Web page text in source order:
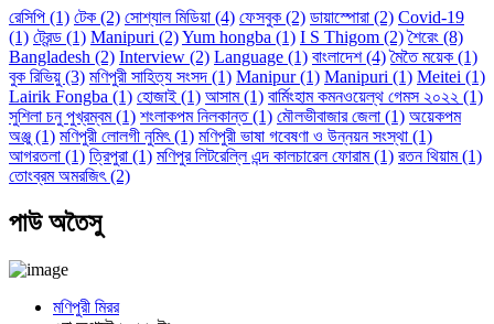
রেসিপি (1) টেক (2) সোশ্যাল মিডিয়া (4) ফেসবুক (2) ডায়াস্পোরা (2) Covid-19
(1) ট্রেন্ড (1) Manipuri (2)Yum hongba (1) I S Thigom (2) শৈরেং (8)
Bangladesh (2) Interview (2) Language (1) বাংলাদেশ(4) মৈতৈ ময়েক (1)
বুক রিভিয়ু (3) মণিপুরী সাহিত্য সংসদ (1) Manipur(1) Manipuri (1) Meitei (1)
Lairik Fongba (1) হোজাই (1) আসাম(1) বার্মিংহাম কমনওয়েল্থ গেমস ২০২২ (1)
সুশিলা চনু পুখ্রম্বম(1) শংলাকপম নিলকান্ত(1) মৌলভীবাজার জেলা (1) অয়েকপম
অঞ্জু (1) মণিপুরী লোলগী নুমিৎ(1) মণিপুরী ভাষা গবেষণা ও উন্নয়ন সংস্থা (1)
আগরতলা (1) ত্রিপুরা (1) মণিপুর লিটরেল্লি এন্দ কালচারেল ফোরাম(1) রতন থিয়াম(1)
তোংব্রম অমরজিৎ(2)
পাউ অতৈসু
মণিপুরী মিরর